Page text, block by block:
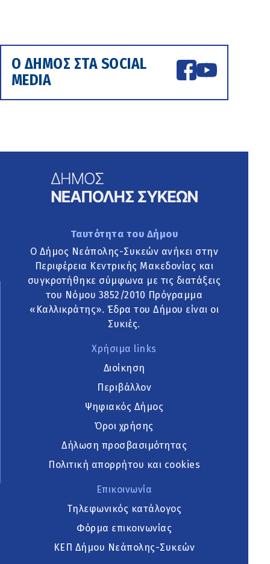
Ο ΔΗΜΟΣ ΣΤΑ SOCIAL
MEDIA
Ταυτότητα του Δήμου
Ο Δήμος Νεάπολης-Συκεών ανήκει στην
Περιφέρεια Κεντρικής Μακεδονίας και
συγκροτήθηκε σύμφωνα με τις διατάξεις
του Νόμου 3852/2010 Πρόγραμμα
«Καλλικράτης». Έδρα του Δήμου είναι οι
Συκιές.
Χρήσιμα links
Διοίκηση
Περιβάλλον
Ψηφιακός Δήμος
Όροι χρήσης
Δήλωση προσβασιμότητας
Πολιτική απορρήτου και cookies
Επικοινωνία
Τηλεφωνικός κατάλογος
Φόρμα επικοινωνίας
ΚΕΠ Δήμου Νεάπολης-Συκεών